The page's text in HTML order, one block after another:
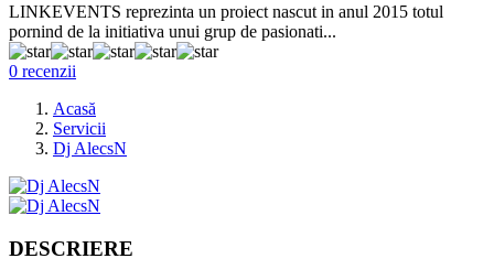
LINKEVENTS reprezinta un proiect nascut in anul 2015 totul
pornind de la initiativa unui grup de pasionati...
0 recenzii
Acasă
Servicii
Dj AlecsN
DESCRIERE